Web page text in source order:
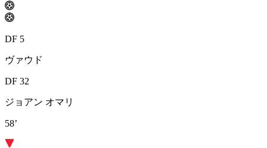
DF 5
ヴァウド
DF 32
ジョアン オマリ
58’